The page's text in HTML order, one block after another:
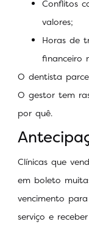
Conflitos
valores;
Horas de
financeiro
O dentista
O gestor tem
por quê.
Clínicas que
em boleto
vencimento
serviço e